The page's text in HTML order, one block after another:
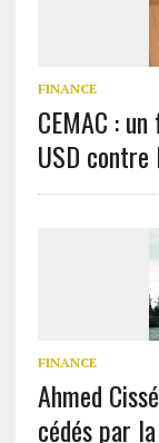
FINANCE
CEMAC :
USD contre
FINANCE
Ahmed
cédés par